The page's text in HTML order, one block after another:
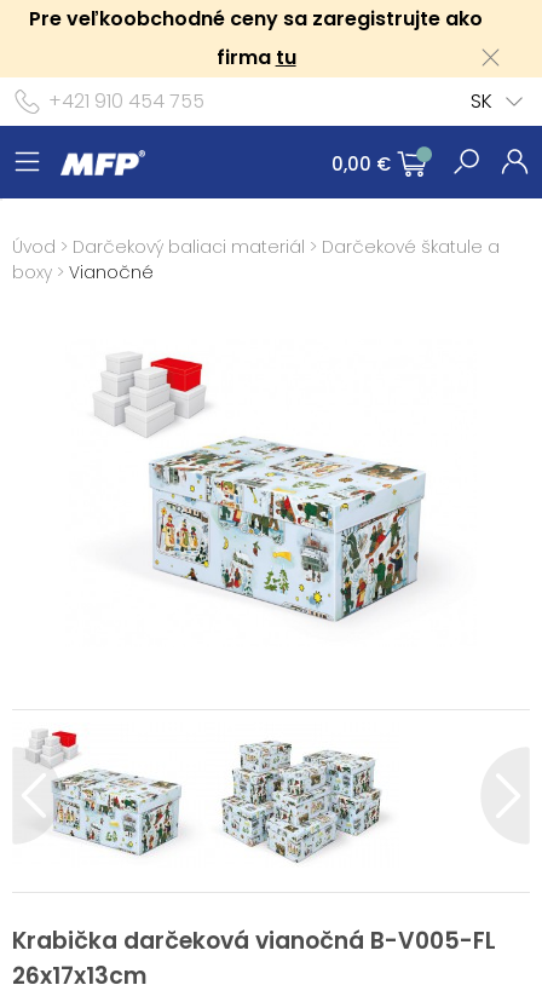
Pre veľkoobchodné ceny sa zaregistrujte ako
firma tu
+421 910 454 755
SK
0,00 €
Úvod > Darčekový baliaci materiál > Darčekové škatule a
boxy > Vianočné
Krabička darčeková vianočná B-V005-FL
26x17x13cm